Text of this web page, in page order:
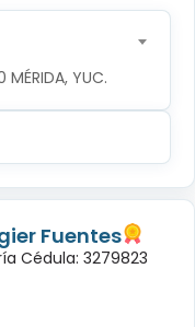
MÉRIDA, YUC.
Fuentes
Cédula: 3279823